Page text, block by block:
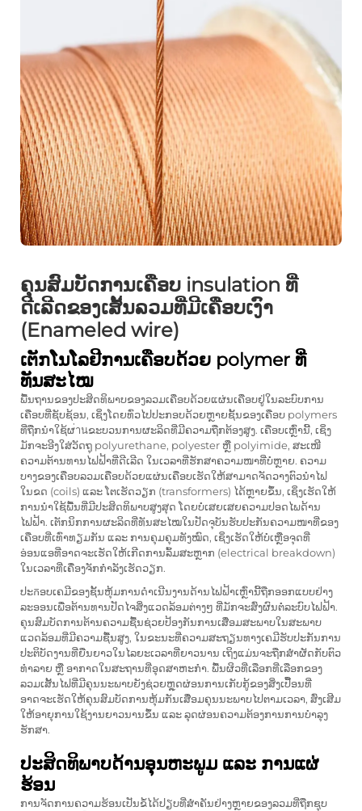
ຄຸນສົມບັດການເຄືອບ insulation ທີ່
ດີເລີດຂອງເສັ້ນລວມທີ່ມີເຄືອບເງົາ
(Enameled wire)
ເຕັກໂນໂລຢີການເຄືອບດ້ວຍ polymer ທີ່
ທັນສະໄໝ
ພື້ນຖານຂອງປະສິດທິພາບຂອງລວມເຄືອບດ້ວຍແຜ່ນເຄືອບຢູ່ໃນລະບົບການ
ເຄືອບທີ່ຊັບຊ້ອນ, ເຊິ່ງໂດຍທົ່ວໄປປະກອບດ້ວຍຫຼາຍຊັ້ນຂອງເຄືອບ polymers
ທີ່ຖືກນຳໃຊ້ຜ่านຂະບວນການຜະລິດທີ່ມີຄວາມຖືກຕ້ອງສູງ. ເຄືອບເຫຼົ່ານີ້, ເຊິ່ງ
ມັກຈະອີງໃສ່ວັດຖຸ polyurethane, polyester ຫຼື polyimide, ສະເໜີ
ຄວາມຕ້ານທານໄຟຟ້າທີ່ດີເລີດ ໃນເວລາທີ່ຮັກສາຄວາມໜາທີ່ບໍ່ຫຼາຍ. ຄວາມ
ບາງຂອງເຄືອບລວມເຄືອບດ້ວຍແຜ່ນເຄືອບເຮັດໃຫ້ສາມາດຈັດວາງຕົວນຳໄຟ
ໃນຂດ (coils) ແລະ ໂຕເຮັດວຽກ (transformers) ໄດ້ຫຼາຍຂຶ້ນ, ເຊິ່ງເຮັດໃຫ້
ການນຳໃຊ້ພື້ນທີ່ມີປະສິດທິພາບສູງສຸດ ໂດຍບໍ່ເສຍເສຍຄວາມປອດໄພດ້ານ
ໄຟຟ້າ. ເຕັກນິກການຜະລິດທີ່ທັນສະໄໝໃນປັດຈຸບັນຮັບປະກັນຄວາມໜາທີ່ຂອງ
ເຄືອບທີ່ເທົ່າທຽມກັນ ແລະ ການຄຸມຄຸມທັງໝົດ, ເຊິ່ງເຮັດໃຫ້ບໍ່ເຫຼືອຈຸດທີ່
ອ່ອນແອທີ່ອາດຈະເຮັດໃຫ້ເກີດການລົ້ມສະຫຼາກ (electrical breakdown)
ໃນເວລາທີ່ເຄື່ອງຈັກກຳລັງເຮັດວຽກ.
ປະកອບເຄມີຂອງຊັ້ນຫຸ້ມການດຳເນີນງານດ້ານໄຟຟ້າເຫຼົ່ານີ້ຖືກອອກແບບຢ່າງ
ລະອອນເພື່ອຕ້ານທານປັດໄຈສິ່ງແວດລ້ອມຕ່າງໆ ທີ່ມັກຈະສົ່ງຜົນຕໍ່ລະບົບໄຟຟ້າ.
ຄຸນສົມບັດການຕ້ານຄວາມຊື້ນຊ່ວຍປ້ອງກັນການເສື່ອມສະພາບໃນສະພາບ
ແວດລ້ອມທີ່ມີຄວາມຊື້ນສູງ, ໃນຂະນະທີ່ຄວາມສະຖຽນທາງເຄມີຮັບປະກັນການ
ປະຕິບັດງານທີ່ຍືນຍາວໃນໄລຍະເວລາທີ່ຍາວນານ ເຖິງແມ່ນຈະຖືກສຳຜັດກັບຕົວ
ທຳລາຍ ຫຼື ອາກາດໃນສະຖານທີ່ອຸດສາຫະກຳ. ພື້ນຜິວທີ່ເລືອກທີ່ເລືອກຂອງ
ລວມເສັ້ນໄຟທີ່ມີຄຸນນະພາບຍັງຊ່ວຍຫຼຸດຜ່ອນການເກັບກູ້ຂອງສິ່ງເປື້ອນທີ່
ອາດຈະເຮັດໃຫ້ຄຸນສົມບັດການຫຸ້ມກັນເສື່ອມຄຸນນະພາບໄປຕາມເວລາ, ສົ່ງເສີມ
ໃຫ້ອາຍຸການໃຊ້ງານຍາວນານຂຶ້ນ ແລະ ລຸດຜ່ອນຄວາມຕ້ອງການການບໍາລຸງ
ຮັກສາ.
ປະສິດທິພາບດ້ານອຸນຫະພູມ ແລະ ການແຜ່
ຮ້ອນ
ການຈັດການຄວາມຮ້ອນເປັນຂໍ້ໄດ້ປຽບທີ່ສຳຄັນຢ່າງຫຼາຍຂອງລວມທີ່ຖືກຊຸບ